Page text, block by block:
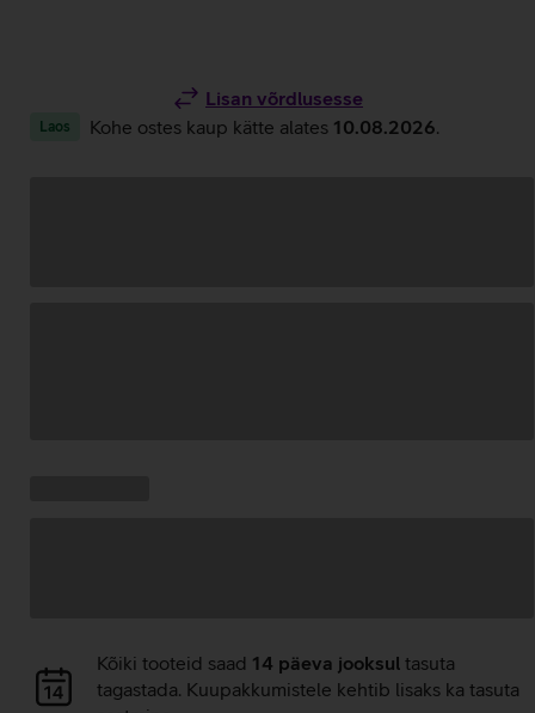
Lisan võrdlusesse
Laos Kohe ostes kaup kätte alates 10.08.2026
Andmete
laadimine
Kõiki tooteid saad 14 päeva jooksul tasuta
tagastada. Kuupakkumistele kehtib lisaks ka tasuta